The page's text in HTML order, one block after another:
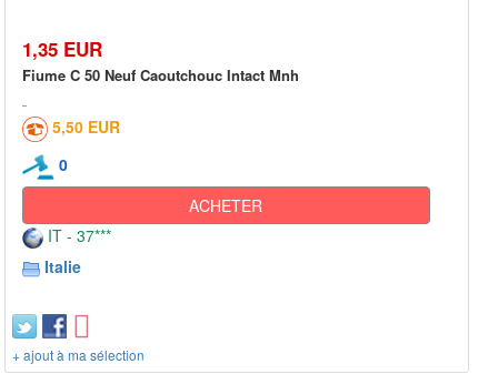
1,35 EUR
Fiume C 50 Neuf Caoutchouc Intact Mnh
5,50 EUR
0
ACHETER
IT - 37***
Italie
+ ajout à ma sélection